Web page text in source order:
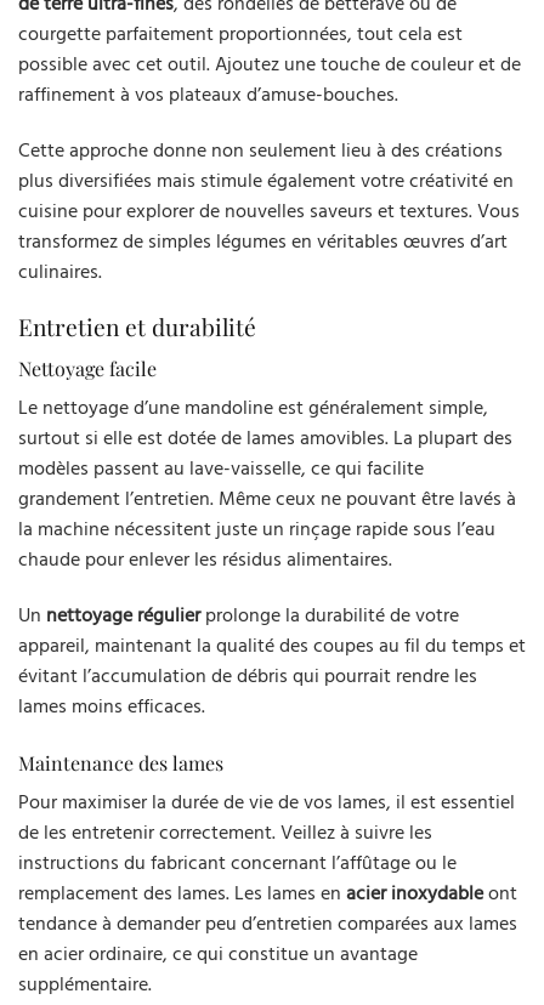
courgette parfaitement proportionnées, tout cela est
possible avec cet outil. Ajoutez une touche de couleur et de
raffinement à vos plateaux d’amuse-bouches.
Cette approche donne non seulement lieu à des créations
plus diversifiées mais stimule également votre créativité en
cuisine pour explorer de nouvelles saveurs et textures. Vous
transformez de simples légumes en véritables œuvres d’art
culinaires.
Entretien et durabilité
Nettoyage facile
Le nettoyage d’une mandoline est généralement simple,
surtout si elle est dotée de lames amovibles. La plupart des
modèles passent au lave-vaisselle, ce qui facilite
grandement l’entretien. Même ceux ne pouvant être lavés à
la machine nécessitent juste un rinçage rapide sous l’eau
chaude pour enlever les résidus alimentaires.
Un nettoyage régulierprolonge la durabilité de votre
appareil, maintenant la qualité des coupes au fil du temps et
évitant l’accumulation de débris qui pourrait rendre les
lames moins efficaces.
Maintenance des lames
Pour maximiser la durée de vie de vos lames, il est essentiel
de les entretenir correctement. Veillez à suivre les
instructions du fabricant concernant l’affûtage ou le
remplacement des lames. Les lames en acier inoxydableont
tendance à demander peu d’entretien comparées aux lames
en acier ordinaire, ce qui constitue un avantage
supplémentaire.